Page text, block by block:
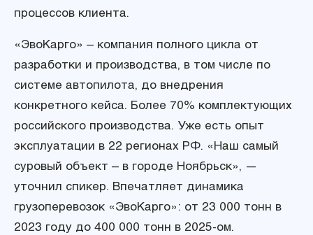
процессов клиента.
«ЭвоКарго» – компания полного цикла от
разработки и производства, в том числе по
системе автопилота, до внедрения
конкретного кейса. Более 70% комплектующих
российского производства. Уже есть опыт
эксплуатации в 22 регионах РФ. «Наш самый
суровый объект – в городе Ноябрьск», —
уточнил спикер. Впечатляет динамика
грузоперевозок «ЭвоКарго»: от 23 000 тонн в
2023 году до 400 000 тонн в 2025-ом.